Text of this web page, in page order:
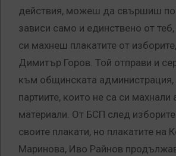
действия, можеш да свършиш
зависи само и единствено от
си махнеш плакатите от
Димитър Горов. Той отправи и
към общинската администрация,
партиите, които не са си махнали
материали. От БСП след
своите плакати, но плакатите на
Маринова, Иво Райнов